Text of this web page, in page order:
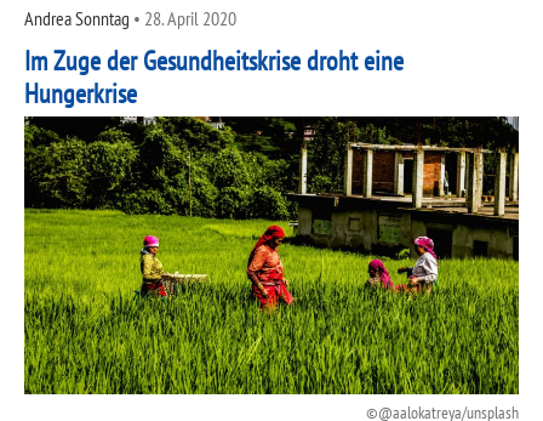
Andrea Sonntag • 28. April 2020
Im Zuge der Gesundheitskrise droht eine
Hungerkrise
@aalokatreya/unsplash